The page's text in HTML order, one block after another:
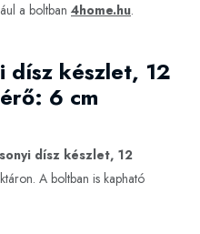
a boltban 4home.hu.
dísz készlet, 12
6 cm
dísz készlet, 12
A boltban is kapható